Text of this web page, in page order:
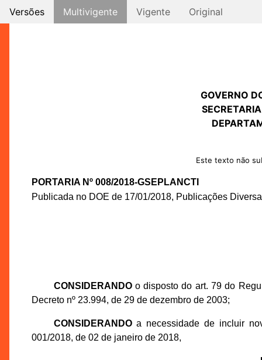
Versões Multivigente Vigente Original
GOVERNO
Este texto não
PORTARIA Nº 008/2018-GSEPLANCTI
Publicada no DOE de 17/01/2018, Publicações
CONSIDERANDOo disposto do art. 79 do
Decreto nº 23.994, de 29 de dezembro de 2003;
CONSIDERANDOa necessidade de incluir
001/2018, de 02 de janeiro de 2018,